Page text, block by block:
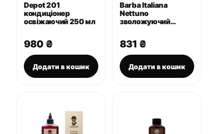
Depot 201
кондиціонер
освіжаючий 250 мл
980 ₴
Додати в кошик
Barba Italiana
Nettuno
зволожуючий
для душу 400 мл
831 ₴
Додати в кошик